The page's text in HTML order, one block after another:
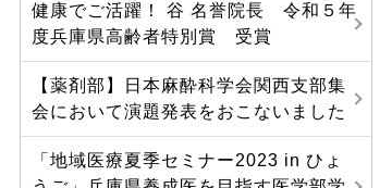
健康でご活躍！ 谷 名誉院長 令和５年
度兵庫県高齢者特別賞 受賞
【薬剤部】日本麻酔科学会関西支部集
会において演題発表をおこないました
「地域医療夏季セミナー2023 in ひょ